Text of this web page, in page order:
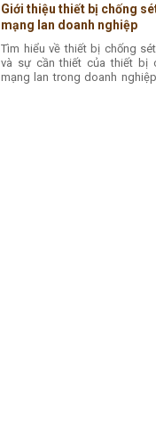
Giới thiệu thiết bị chống
mạng lan doanh nghiệp
Tìm hiểu về thiết bị chống
và sự cần thiết của thiết bị
mạng lan trong doanh